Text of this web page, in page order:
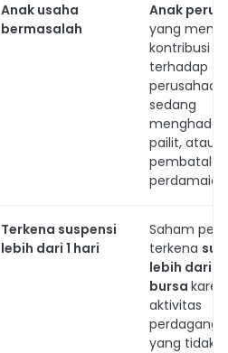
Anak usaha
bermasalah
Anak
yang
kontribusi
terhadap
sedang
menghadapi
pailit, atau
pembatalan
perdamaian
Terkena suspensi
lebih dari 1 hari
Saham
terkena
lebih dari 1
bursa
aktivitas
yang tidak